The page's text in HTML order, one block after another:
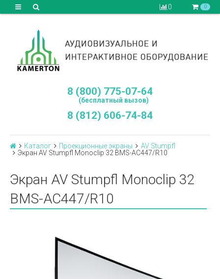
0 0
8 (800) 775-07-64
(бесплатный вызов)
8 (812) 606-74-84
Каталог Проекционные экраны
AV Stumpfl
Экран AV Stumpfl Monoclip 32 BMS-AC447/R10
Экран AV Stumpfl Monoclip 32
BMS-AC447/R10